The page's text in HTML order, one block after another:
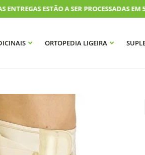
ESTÃO A SER PROCESSADAS EM 5
ORTOPEDIA LIGEIRA